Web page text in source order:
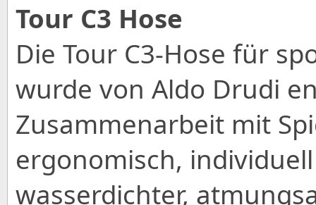
Tour C3 Hose
Die Tour C3-Hose für
wurde von Aldo Drudi
Zusammenarbeit mit
ergonomisch,
wasserdichter,